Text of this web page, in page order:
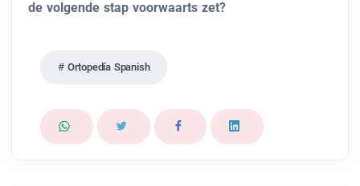
de volgende stap voorwaarts zet?
Ortopedía Spanish